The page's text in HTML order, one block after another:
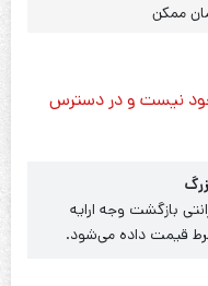
ممکن
نیست و در دسترس
بازگشت وجه ارایه
قیمت داده می‌شود.